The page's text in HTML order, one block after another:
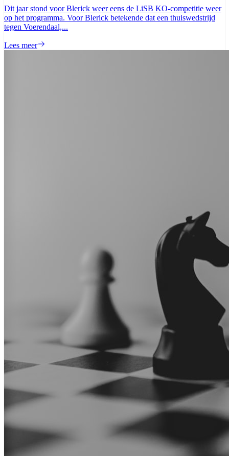
Dit jaar stond voor Blerick weer eens de LiSB KO-competitie weer
op het programma. Voor Blerick betekende dat een thuiswedstrijd
tegen Voerendaal,...
Lees meer